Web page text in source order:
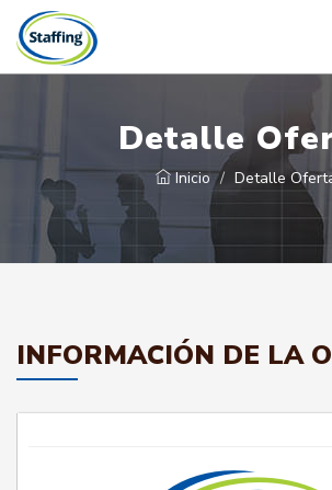
Detalle
Inicio Detalle
INFORMACIÓN DE LA